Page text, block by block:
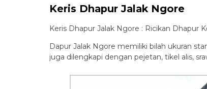
Keris Dhapur Jalak Ngore
Keris Dhapur Jalak Ngore : Ricikan Dhapur
Dapur Jalak Ngore memiliki bilah ukuran
juga dilengkapi dengan pejetan, tikel alis,